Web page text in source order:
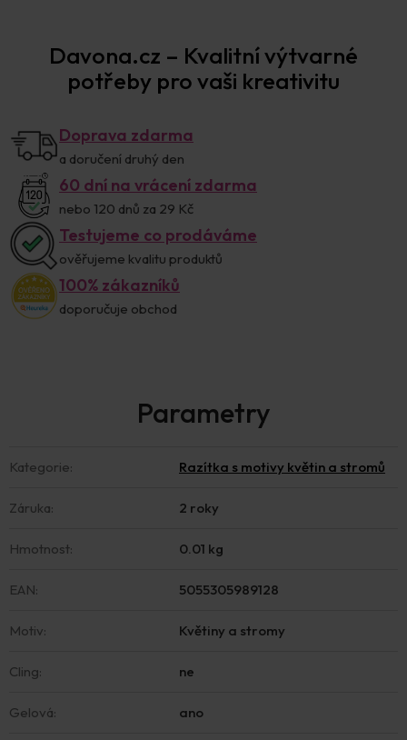
Davona.cz – Kvalitní výtvarné
potřeby pro vaši kreativitu
Doprava zdarma
a doručení druhý den
60 dní na vrácení zdarma
nebo 120 dnů za 29 Kč
Testujeme co prodáváme
ověřujeme kvalitu produktů
100% zákazníků
doporučuje obchod
Kategorie: Razítka s motivy květin a stromů
Záruka: 2 roky
Hmotnost: 0.01 kg
EAN: 5055305989128
Motiv: Květiny a stromy
Cling: ne
Gelová: ano